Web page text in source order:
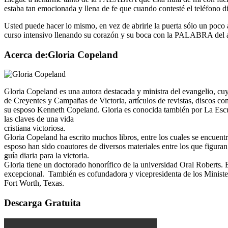
estaba tan emocionada y llena de fe que cuando contesté el teléfono
Usted puede hacer lo mismo, en vez de abrirle la puerta sólo un
curso intensivo llenando su corazón y su boca con la PALABRA del
Acerca de:Gloria Copeland
Gloria Copeland es una autora destacada y ministra del evangelio,
de Creyentes y Campañas de Victoria, artículos de revistas, discos
su esposo Kenneth Copeland. Gloria es conocida también por La
las claves de una vida
cristiana victoriosa.
Gloria Copeland ha escrito muchos libros, entre los cuales se
esposo han sido coautores de diversos materiales entre los que
guía diaria para la victoria.
Gloria tiene un doctorado honorífico de la universidad Oral Roberts.
excepcional. También es cofundadora y vicepresidenta de los
Fort Worth, Texas.
Descarga Gratuita